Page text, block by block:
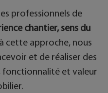
professionnels de
chantier, sens du
cette approche, nous
et de réaliser des
et valeur